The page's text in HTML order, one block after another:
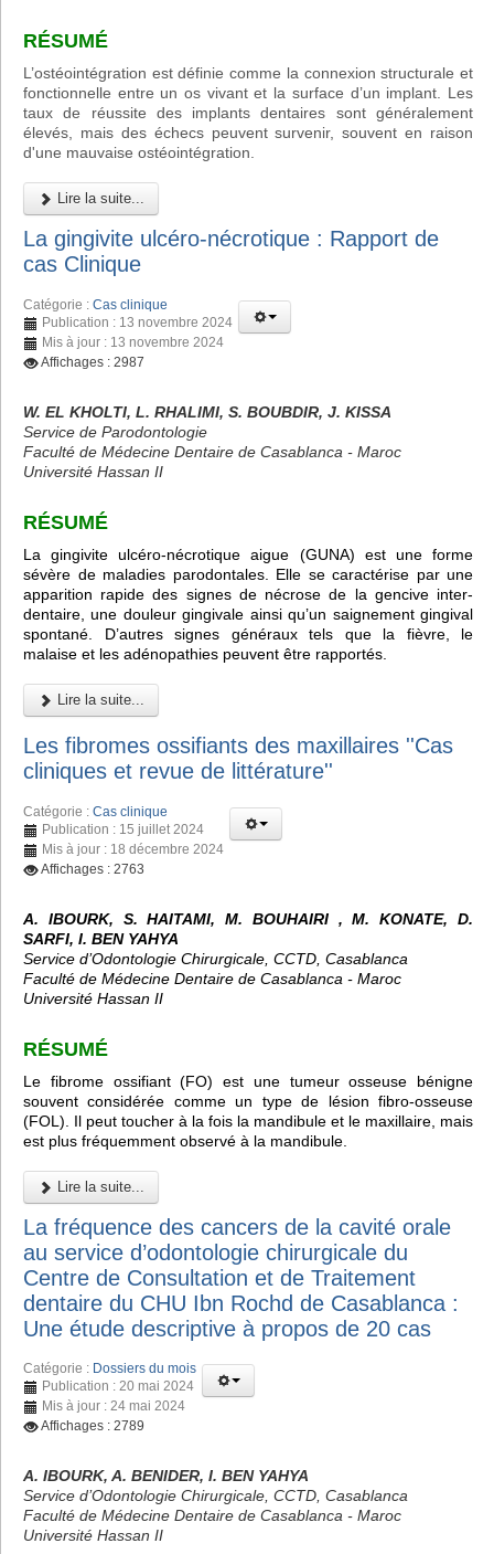
RÉSUMÉ
L’ostéointégration est définie comme la connexion structurale et
fonctionnelle entre un os vivant et la surface d’un implant. Les
taux de réussite des implants dentaires sont généralement
élevés, mais des échecs peuvent survenir, souvent en raison
d'une mauvaise ostéointégration.
Lire la suite...
La gingivite ulcéro-nécrotique : Rapport de
cas Clinique
Catégorie : Cas clinique
Publication : 13 novembre 2024
Mis à jour : 13 novembre 2024
Affichages : 2987
W. EL KHOLTI, L. RHALIMI, S. BOUBDIR, J. KISSA
Service de Parodontologie
Faculté de Médecine Dentaire de Casablanca - Maroc
Université Hassan II
RÉSUMÉ
La gingivite ulcéro-nécrotique aigue (GUNA) est une forme
sévère de maladies parodontales. Elle se caractérise par une
apparition rapide des signes de nécrose de la gencive inter-
dentaire, une douleur gingivale ainsi qu’un saignement gingival
spontané. D’autres signes généraux tels que la fièvre, le
malaise et les adénopathies peuvent être rapportés.
Lire la suite...
Les fibromes ossifiants des maxillaires ''Cas
cliniques et revue de littérature''
Catégorie : Cas clinique
Publication : 15 juillet 2024
Mis à jour : 18 décembre 2024
Affichages : 2763
A. IBOURK, S. HAITAMI, M. BOUHAIRI , M. KONATE, D.
SARFI, I. BEN YAHYA
Service d’Odontologie Chirurgicale, CCTD, Casablanca
Faculté de Médecine Dentaire de Casablanca - Maroc
Université Hassan II
RÉSUMÉ
Le fibrome ossifiant (FO) est une tumeur osseuse bénigne
souvent considérée comme un type de lésion fibro-osseuse
(FOL). Il peut toucher à la fois la mandibule et le maxillaire, mais
est plus fréquemment observé à la mandibule.
Lire la suite...
La fréquence des cancers de la cavité orale
au service d’odontologie chirurgicale du
Centre de Consultation et de Traitement
dentaire du CHU Ibn Rochd de Casablanca :
Une étude descriptive à propos de 20 cas
Catégorie : Dossiers du mois
Publication : 20 mai 2024
Mis à jour : 24 mai 2024
Affichages : 2789
A. IBOURK, A. BENIDER, I. BEN YAHYA
Service d’Odontologie Chirurgicale, CCTD, Casablanca
Faculté de Médecine Dentaire de Casablanca - Maroc
Université Hassan II